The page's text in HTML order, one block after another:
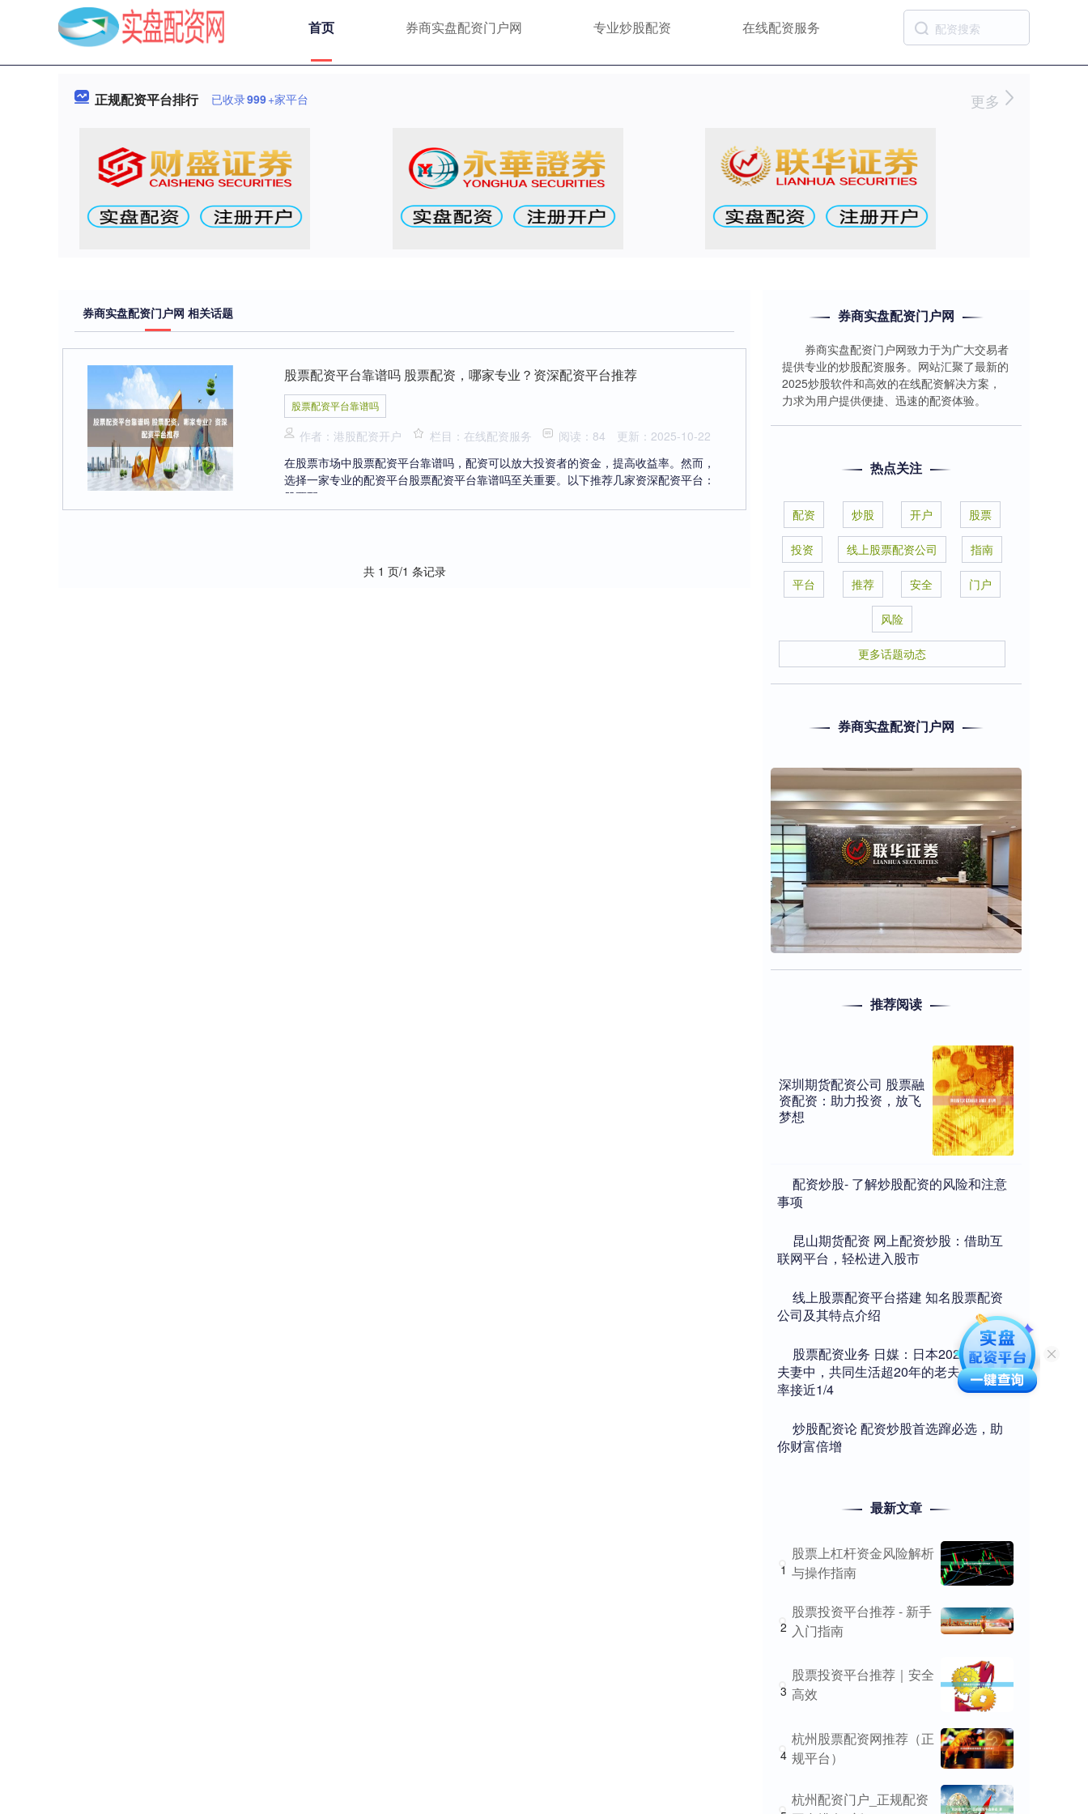
首页 券商实盘配资门户网 专业炒股配资 在线配资服务
正规配资平台排行 已收录999+家平台 更多
券商实盘配资门户网 相关话题
股票配资平台靠谱吗 股票配资，哪家专业？资深配资平台推荐
股票配资平台靠谱吗
作者：港股配资开户 栏目：在线配资服务 阅读：84
更新：2025-10-22
在股票市场中股票配资平台靠谱吗，配资可以放大投资者的资金，提高收益率。然而，
选择一家专业的配资平台股票配资平台靠谱吗至关重要。以下推荐几家资深配资平台：
股票配....
共 1 页/1 条记录
券商实盘配资门户网
券商实盘配资门户网致力于为广大交易者
提供专业的炒股配资服务。网站汇聚了最新的
2025炒股软件和高效的在线配资解决方案，
力求为用户提供便捷、迅速的配资体验。
热点关注
配资 炒股 开户 股票
投资 线上股票配资公司 指南
平台 推荐 安全 门户
风险
更多话题动态
券商实盘配资门户网
推荐阅读
深圳期货配资公司 股票融
资配资：助力投资，放飞
梦想
​配资炒股- 了解炒股配资的风险和注意
事项
​昆山期货配资 网上配资炒股：借助互
联网平台，轻松进入股市
​线上股票配资平台搭建 知名股票配资
公司及其特点介绍
​股票配资业务 日媒：日本2022年离婚
夫妻中，共同生活超20年的老夫老妻离婚
率接近1/4
​炒股配资论 配资炒股首选蹿必选，助
你财富倍增
最新文章
1
股票上杠杆资金风险解析
与操作指南
2
股票投资平台推荐 - 新手
入门指南
3
股票投资平台推荐｜安全
高效
4
杭州股票配资网推荐（正
规平台）
杭州配资门户_正规配资